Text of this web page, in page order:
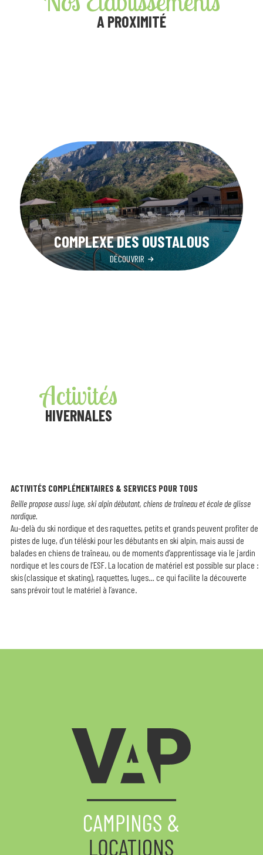
A PROXIMITÉ
COMPLEXE DES OUSTALOUS
DÉCOUVRIR
Activités
HIVERNALES
ACTIVITÉS COMPLÉMENTAIRES & SERVICES POUR TOUS
Beille propose aussi luge, ski alpin débutant, chiens de traîneau et école de glisse
nordique.
Au-delà du ski nordique et des raquettes, petits et grands peuvent profiter de
pistes de luge, d’un téléski pour les débutants en ski alpin, mais aussi de
balades en chiens de traîneau, ou de moments d’apprentissage via le jardin
nordique et les cours de l’ESF. La location de matériel est possible sur place :
skis (classique et skating), raquettes, luges… ce qui facilite la découverte
sans prévoir tout le matériel à l’avance.